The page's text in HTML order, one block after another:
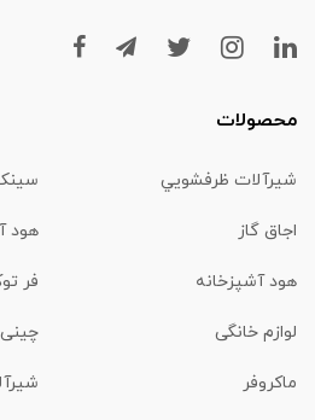
محصولات
شیرآلات ظرفشويي
اجاق گاز هود
هود آشپزخانه فر
لوازم خانگی
ماكروفر